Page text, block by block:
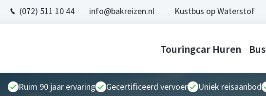
(072) 511 10 44 info@bakreizen.nl Kustbus op Waterstof
Touringcar Huren
Ruim 90 jaar ervaring Gecertificeerd vervoer Uniek reisaanbod